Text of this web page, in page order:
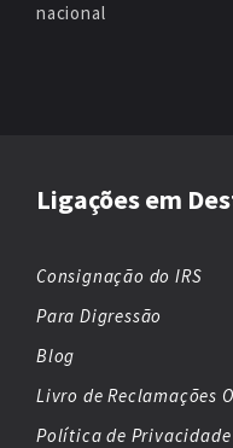
nacional
Ligações em
Consignação do IRS
Para Digressão
Blog
Livro de Reclamações
Política de Privacidade